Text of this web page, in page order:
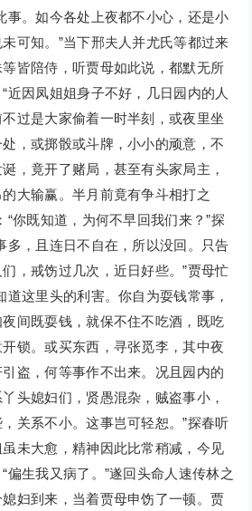
事。如今各处上夜都不小心，还是小
可知。”当下邢夫人并尤氏等都过来
皆陪侍，听贾母如此说，都默无所
近因凤姐姐身子不好，几日园内的人
过是大家偷着一时半刻，或夜里坐
，或掷骰或斗牌，小小的顽意，不
，竟开了赌局，甚至有头家局主，
大输赢。半月前竟有争斗相打之
“你既知道，为何不早回我们来？”探
多，且连日不自在，所以没回。只告
，戒饬过几次，近日好些。”贾母忙
道这里头的利害。你自为耍钱常事，
间既耍钱，就保不住不吃酒，既吃
锁。或买东西，寻张觅李，其中夜
盗，何等事作不出来。况且园内的
头媳妇们，贤愚混杂，贼盗事小，
关系不小。这事岂可轻恕。”探春听
未大愈，精神因此比常稍减，今见
偏生我又病了。”遂回头命人速传林之
妇到来，当着贾母申饬了一顿。贾